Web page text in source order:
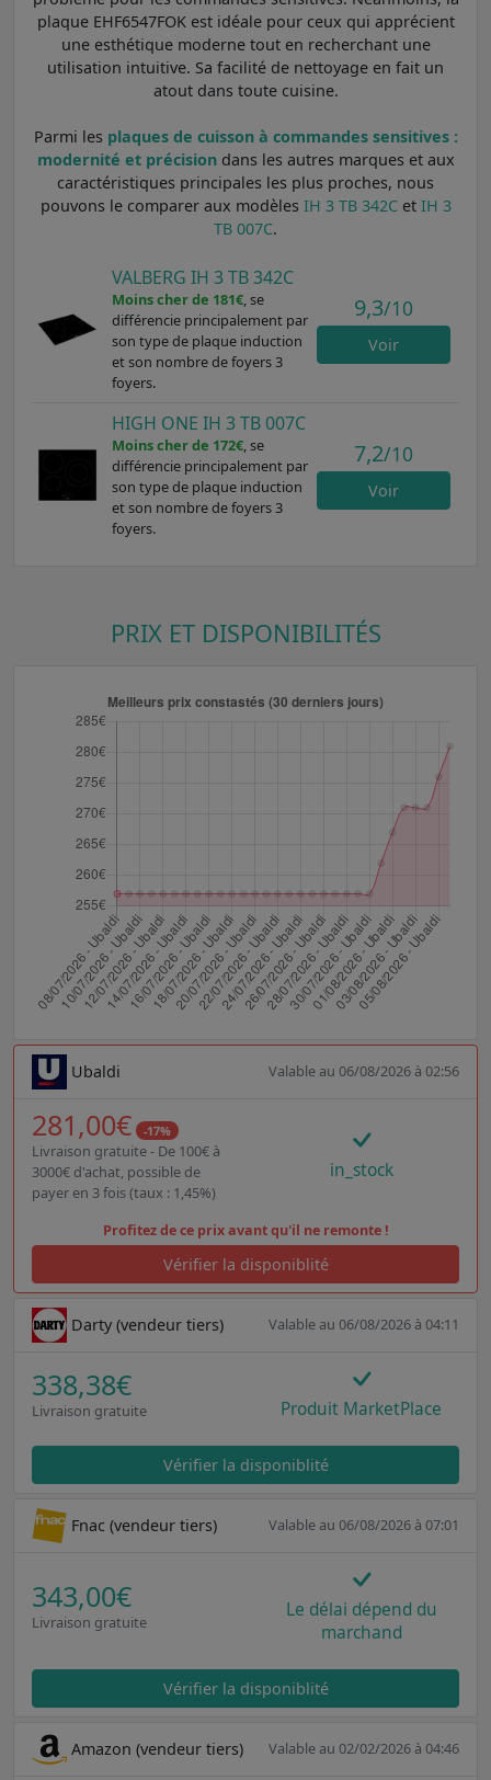
plaque EHF6547FOK est idéale pour ceux qui apprécient
une esthétique moderne tout en recherchant une
utilisation intuitive. Sa facilité de nettoyage en fait un
atout dans toute cuisine.
Parmi les plaques de cuisson à commandes sensitives :
modernité et précisiondans les autres marques et aux
caractéristiques principales les plus proches, nous
pouvons le comparer aux modèles IH 3 TB 342Cet IH 3
TB 007C.
VALBERG IH 3 TB 342C
Moins cher de 181€, se
différencie principalement par
son type de plaque induction
et son nombre de foyers 3
foyers.
9,3/10
Voir
HIGH ONE IH 3 TB 007C
Moins cher de 172€, se
différencie principalement par
son type de plaque induction
et son nombre de foyers 3
foyers.
7,2/10
Voir
PRIX ET DISPONIBILITÉS
Ubaldi Valable au 06/08/2026 à 02:56
281,00€ -17%
Livraison gratuite - De 100€ à
3000€ d'achat, possible de
payer en 3 fois (taux : 1,45%)
in_stock
Profitez de ce prix avant qu'il ne remonte !
Vérifier la disponiblité
Darty (vendeur tiers) Valable au 06/08/2026 à 04:11
338,38€
Livraison gratuite Produit MarketPlace
Vérifier la disponiblité
Fnac (vendeur tiers) Valable au 06/08/2026 à 07:01
343,00€
Livraison gratuite
Le délai dépend du
marchand
Vérifier la disponiblité
Amazon (vendeur tiers) Valable au 02/02/2026 à 04:46